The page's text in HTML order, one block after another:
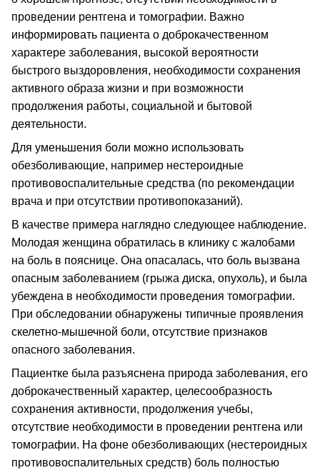
проведении рентгена и томографии. Важно
информировать пациента о доброкачественном
характере заболевания, высокой вероятности
быстрого выздоровления, необходимости сохранения
активного образа жизни и при возможности
продолжения работы, социальной и бытовой
деятельности.
Для уменьшения боли можно использовать
обезболивающие, например нестероидные
противовоспалительные средства (по рекомендации
врача и при отсутствии противопоказаний).
В качестве примера наглядно следующее наблюдение.
Молодая женщина обратилась в клинику с жалобами
на боль в пояснице. Она опасалась, что боль вызвана
опасным заболеванием (грыжа диска, опухоль), и была
убеждена в необходимости проведения томографии.
При обследовании обнаружены типичные проявления
скелетно-мышечной боли, отсутствие признаков
опасного заболевания.
Пациентке была разъяснена природа заболевания, его
доброкачественный характер, целесообразность
сохранения активности, продолжения учебы,
отсутствие необходимости в проведении рентгена или
томографии. На фоне обезболивающих (нестероидных
противовоспалительных средств) боль полностью